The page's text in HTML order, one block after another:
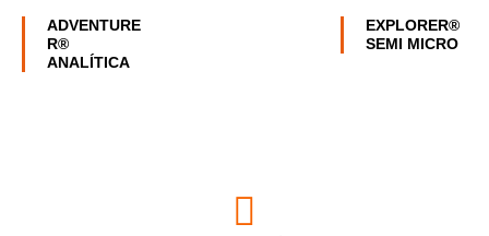
ADVENTURE
R®
ANALÍTICA
EXPLORER®
SEMI MICRO